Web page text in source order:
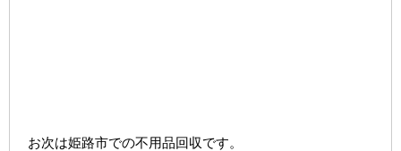
お次は姫路市での不用品回収です。